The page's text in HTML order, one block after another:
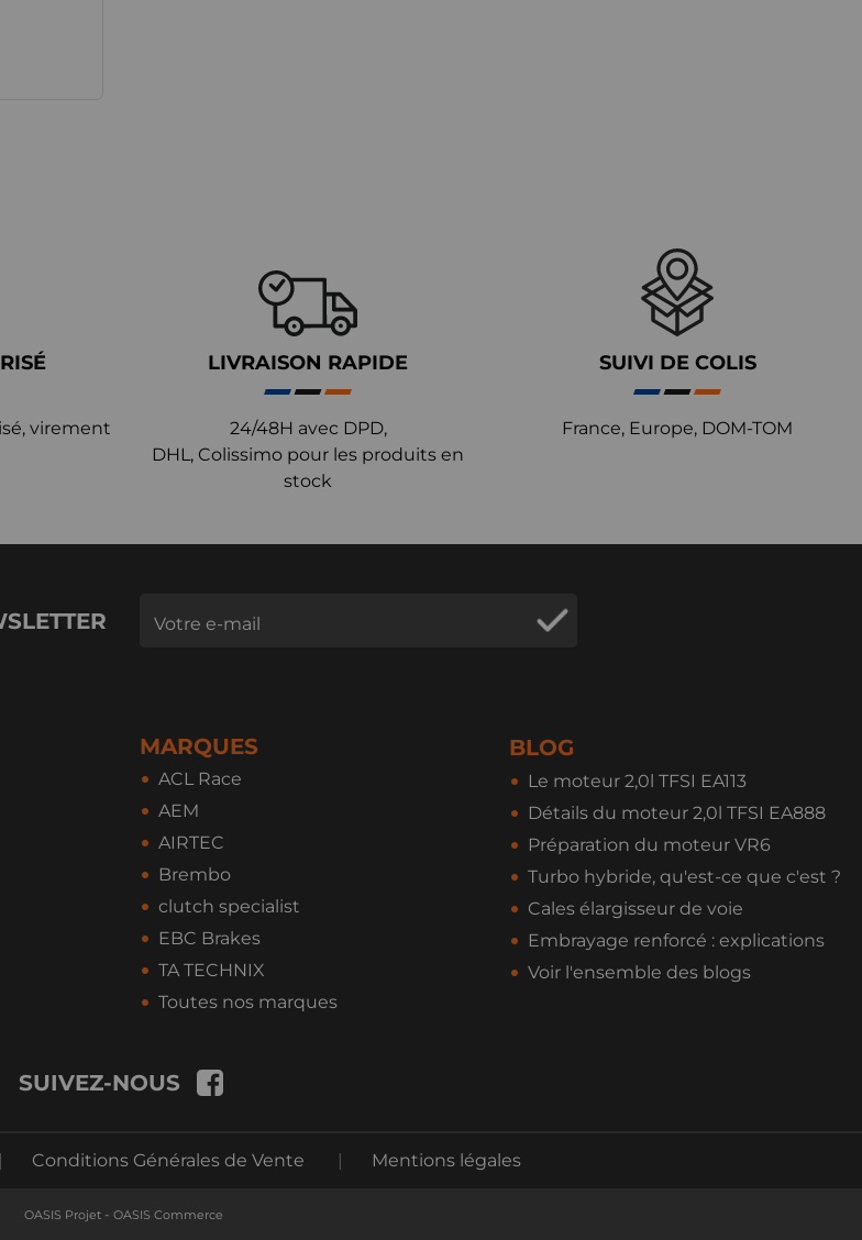
virement
LIVRAISON RAPIDE
24/48H avec DPD,
DHL, Colissimo pour les produits en
stock
SUIVI DE COLIS
France, Europe, DOM-TOM
MARQUES
ACL Race
AEM
AIRTEC
Brembo
clutch specialist
EBC Brakes
TA TECHNIX
Toutes nos marques
BLOG
Le moteur 2,0l TFSI EA113
Détails du moteur 2,0l TFSI EA888
Préparation du moteur VR6
Turbo hybride, qu'est-ce que c'est ?
Cales élargisseur de voie
Embrayage renforcé : explications
Voir l'ensemble des blogs
SUIVEZ-NOUS
| Conditions Générales de Vente | Mentions légales
OASIS Projet- OASIS Commerce